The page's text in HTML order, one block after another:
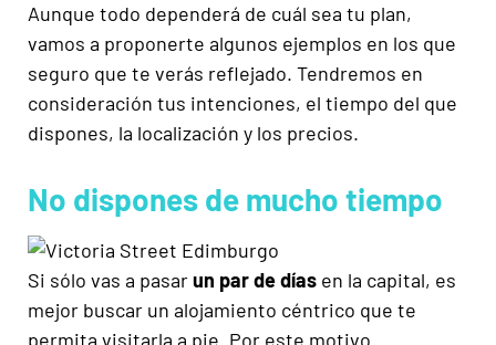
Aunque todo dependerá de cuál sea tu plan,
vamos a proponerte algunos ejemplos en los que
seguro que te verás reflejado. Tendremos en
consideración tus intenciones, el tiempo del que
dispones, la localización y los precios.
No dispones de mucho tiempo
Si sólo vas a pasarun par de días en la capital, es
mejor buscar un alojamiento céntrico que te
permita visitarla a pie. Por este motivo